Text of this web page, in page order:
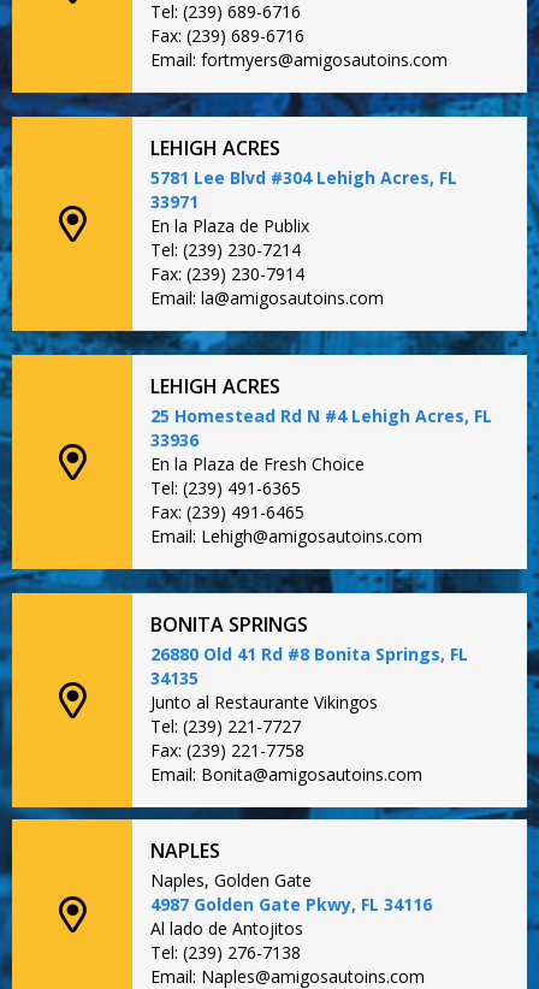
Tel: (239) 689-6716
Fax: (239) 689-6716
Email: fortmyers@amigosautoins.com
LEHIGH ACRES
5781 Lee Blvd #304 Lehigh Acres, FL
33971
En la Plaza de Publix
Tel: (239) 230-7214
Fax: (239) 230-7914
Email: la@amigosautoins.com
LEHIGH ACRES
25 Homestead Rd N #4 Lehigh Acres, FL
33936
En la Plaza de Fresh Choice
Tel: (239) 491-6365
Fax: (239) 491-6465
Email: Lehigh@amigosautoins.com
BONITA SPRINGS
26880 Old 41 Rd #8 Bonita Springs, FL
34135
Junto al Restaurante Vikingos
Tel: (239) 221-7727
Fax: (239) 221-7758
Email: Bonita@amigosautoins.com
NAPLES
Naples, Golden Gate
4987 Golden Gate Pkwy, FL 34116
Al lado de Antojitos
Tel: (239) 276-7138
Email: Naples@amigosautoins.com